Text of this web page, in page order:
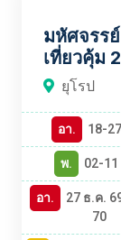
มหัศจรร
เที่ยวคุ้ม
ยุโรป
อา. 18-
พ.
02-
อา.
27 ธ.ค.
70